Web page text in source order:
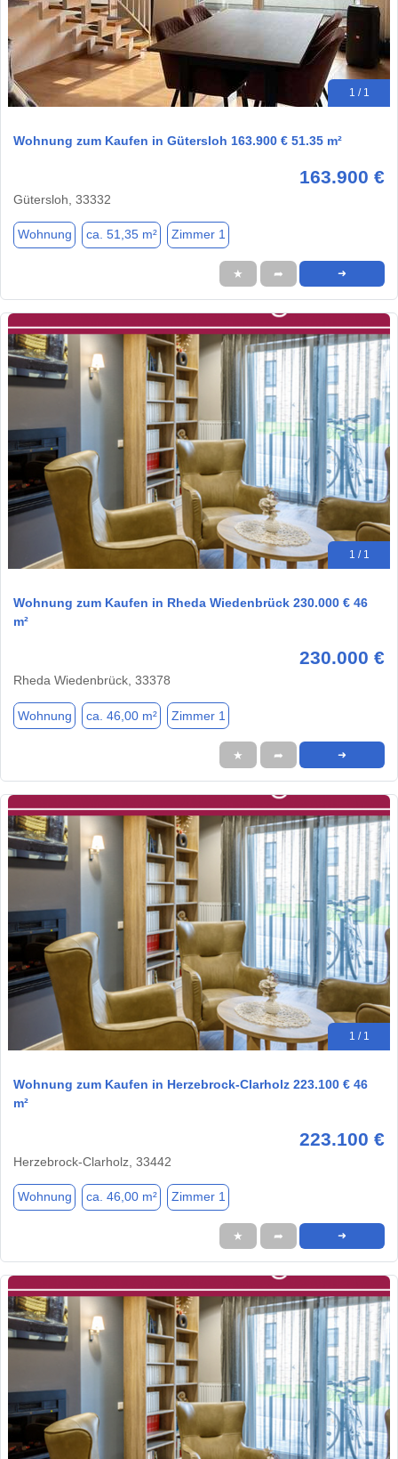
1 / 1
Wohnung zum Kaufen in Gütersloh 163.900 € 51.35 m²
163.900 €
Gütersloh, 33332
Wohnung ca. 51,35 m² Zimmer 1
★ ➦ ➜
1 / 1
Wohnung zum Kaufen in Rheda Wiedenbrück 230.000 € 46
m²
230.000 €
Rheda Wiedenbrück, 33378
Wohnung ca. 46,00 m² Zimmer 1
★ ➦ ➜
1 / 1
Wohnung zum Kaufen in Herzebrock-Clarholz 223.100 € 46
m²
223.100 €
Herzebrock-Clarholz, 33442
Wohnung ca. 46,00 m² Zimmer 1
★ ➦ ➜